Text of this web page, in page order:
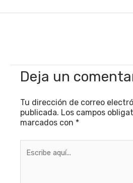
Deja un
Tu dirección de correo
publicada. Los campos
marcados con *
aquí...